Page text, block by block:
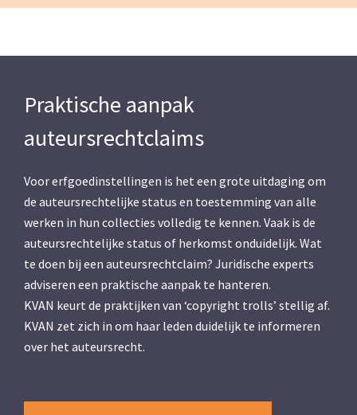
Praktische aanpak
auteursrechtclaims
Voor erfgoedinstellingen is het een grote uitdaging om
de auteursrechtelijke status en toestemming van alle
werken in hun collecties volledig te kennen. Vaak is de
auteursrechtelijke status of herkomst onduidelijk. Wat
te doen bij een auteursrechtclaim? Juridische experts
adviseren een praktische aanpak te hanteren.
KVAN keurt de praktijken van ‘copyright trolls’ stellig af.
KVAN zet zich in om haar leden duidelijk te informeren
over het auteursrecht.